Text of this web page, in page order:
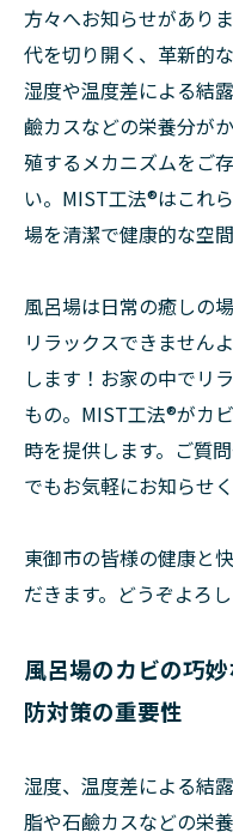
方々へお知らせがあり
代を切り開く、革新的
湿度や温度差による結
鹼カスなどの栄養分が
殖するメカニズムをご
い。MIST工法®はこれ
場を清潔で健康的な空間
風呂場は日常の癒しの
リラックスできません
します！お家の中でリ
もの。MIST工法®がカ
時を提供します。ご質
でもお気軽にお知らせく
東御市の皆様の健康と
だきます。どうぞよろ
風呂場のカビの巧
防対策の重要性
湿度、温度差による結
脂や石鹼カスなどの栄